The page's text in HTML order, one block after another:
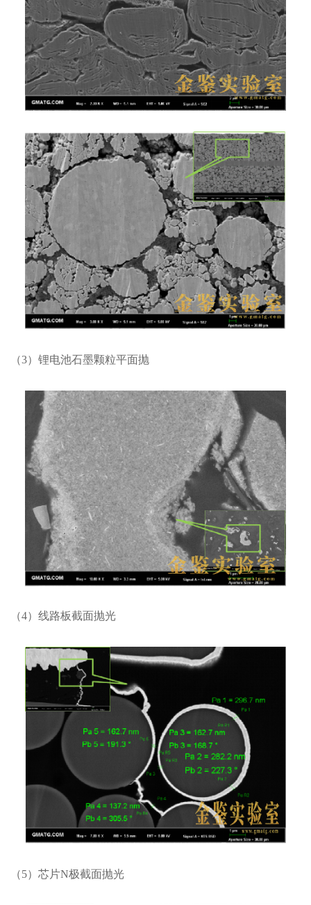
（3）锂电池石墨颗粒平面抛
（4）线路板截面抛光
（5）芯片N极截面抛光